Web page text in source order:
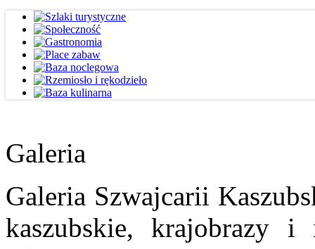
Galeria
Galeria Szwajcarii
kaszubskie, krajobrazy